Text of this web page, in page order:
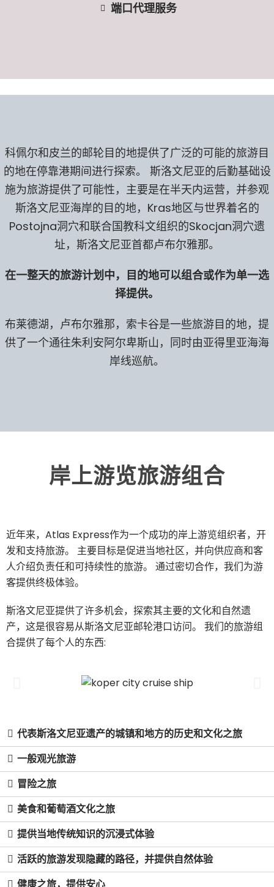
端口代理服务
科佩尔和皮兰的邮轮目的地提供了广泛的可能的旅游目
的地在停靠港期间进行探索。 斯洛文尼亚的后勤基础设
施为旅游提供了可能性，主要是在半天内运营，并参观
斯洛文尼亚海岸的目的地，Kras地区与世界着名的
Postojna洞穴和联合国教科文组织的Skocjan洞穴遗
址，斯洛文尼亚首都卢布尔雅那。
在一整天的旅游计划中，目的地可以组合或作为单一选
择提供。
布莱德湖，卢布尔雅那，索卡谷是一些旅游目的地，提
供了一个通往朱利安阿尔卑斯山，同时由亚得里亚海海
岸线巡航。
岸上游览旅游组合​
近年来，Atlas Express作为一个成功的岸上游览组织者，开
发和支持旅游。 主要目标是促进当地社区，并向供应商和客
人介绍负责任和可持续性的旅游。 通过密切合作，我们为游
客提供终极体验。
斯洛文尼亚提供了许多机会，探索其主要的文化和自然遗
产，这是很容易从斯洛文尼亚邮轮港口访问。 我们的旅游组
合提供了每个人的东西:
代表斯洛文尼亚遗产的城镇和地方的历史和文化之旅
一般观光旅游
冒险之旅
美食和葡萄酒文化之旅
提供当地传统知识的沉浸式体验
活跃的旅游发现隐藏的路径，并提供自然体验